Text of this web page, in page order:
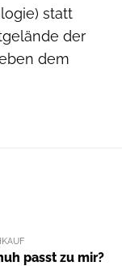
statt
der
dem
passt zu mir?